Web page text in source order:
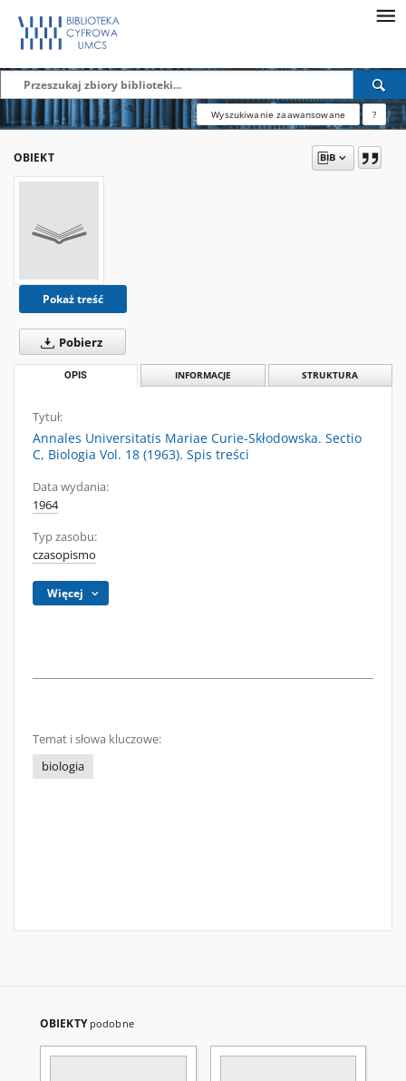
Wyszukiwanie zaawansowane ?
OBIEKT
Pokaż treść
Pobierz
OPIS INFORMACJE STRUKTURA
Tytuł:
Annales Universitatis Mariae Curie-Skłodowska. Sectio
C, Biologia Vol. 18 (1963). Spis treści
Data wydania:
1964
Typ zasobu:
czasopismo
Więcej
Temat i słowa kluczowe:
biologia
OBIEKTY podobne